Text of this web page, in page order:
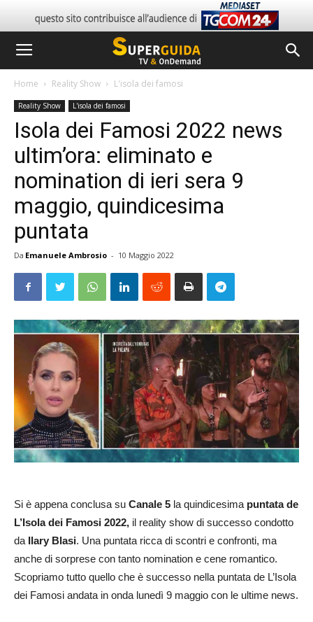
Home Reality Show L'isola dei famosi
Reality Show L'isola dei famosi
Isola dei Famosi 2022 news
ultim’ora: eliminato e
nomination di ieri sera 9
maggio, quindicesima
puntata
Da Emanuele Ambrosio - 10 Maggio 2022
Si è appena conclusa su Canale 5 la quindicesima puntata de
L’Isola dei Famosi 2022, il reality show di successo condotto
da Ilary Blasi. Una puntata ricca di scontri e confronti, ma
anche di sorprese con tanto nomination e cene romantico.
Scopriamo tutto quello che è successo nella puntata de L’Isola
dei Famosi andata in onda lunedì 9 maggio con le ultime news.